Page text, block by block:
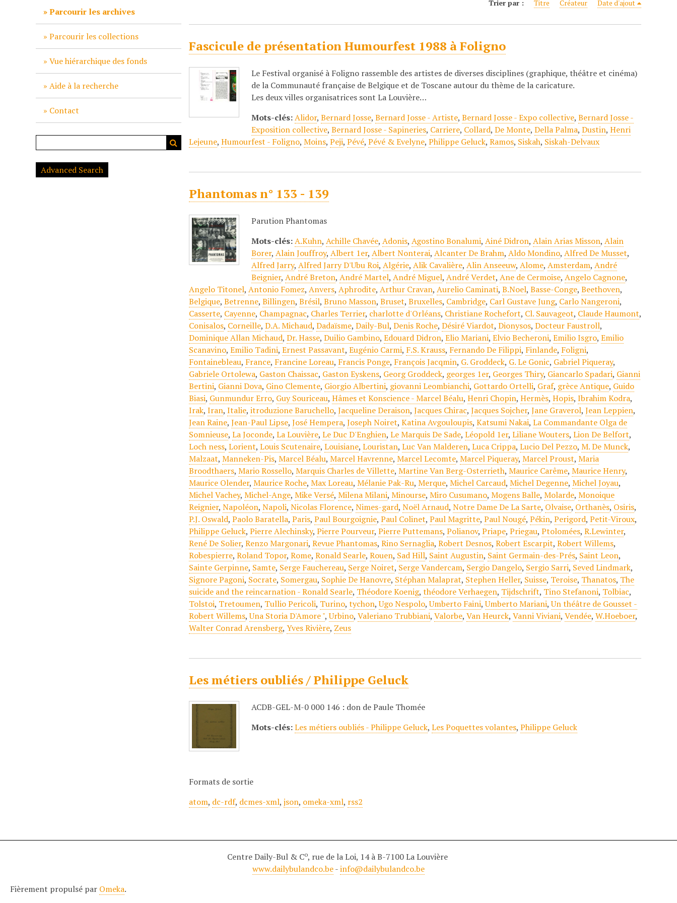
Parcourir les archives
Parcourir les collections
Vue hiérarchique des fonds
Aide à la recherche
Contact
Advanced Search
Trier par : Titre Créateur Date d'ajout
Fascicule de présentation Humourfest 1988 à Foligno
Le Festival organisé à Foligno rassemble des artistes de diverses disciplines (graphique, théâtre et cinéma)
de la Communauté française de Belgique et de Toscane autour du thème de la caricature.
Les deux villes organisatrices sont La Louvière…
Mots-clés:Alidor,Bernard Josse,Bernard Josse - Artiste,Bernard Josse - Expo collective,Bernard Josse -
Exposition collective,Bernard Josse - Sapineries, Carriere, Collard,De Monte,Della Palma,Dustin,Henri
Lejeune,Humourfest - Foligno,Moins,Peji,Pévé,Pévé & Evelyne,Philippe Geluck,Ramos, Siskah, Siskah-Delvaux
Phantomas n° 133 - 139
Parution Phantomas
Mots-clés:A.Kuhn,Achille Chavée,Adonis,Agostino Bonalumi,Ainé Didron,Alain Arias Misson,Alain
Borer,Alain Jouffroy,Albert 1er,Albert Nonterai,Alcanter De Brahm,Aldo Mondino,Alfred De Musset,
Alfred Jarry,Alfred Jarry D'Ubu Roi,Algérie,Alik Cavalière,Alin Anseeuw,Alome,Amsterdam,André
Beignier,André Breton,André Martel,André Miguel,André Verdet,Ane de Cermoise,Angelo Cagnone,
Angelo Titonel,Antonio Fomez,Anvers,Aphrodite,Arthur Cravan,Aurelio Caminati,B.Noel,Basse-Conge,Beethoven,
Belgique,Betrenne,Billingen,Brésil,Bruno Masson,Bruset,Bruxelles, Cambridge, Carl Gustave Jung, Carlo Nangeroni,
Casserte, Cayenne, Champagnac, Charles Terrier, charlotte d'Orléans, Christiane Rochefort, Cl. Sauvageot, Claude Haumont,
Conisalos, Corneille,D.A. Michaud,Dadaïsme,Daily-Bul,Denis Roche,Désiré Viardot,Dionysos,Docteur Faustroll,
Dominique Allan Michaud,Dr. Hasse,Duilio Gambino,Edouard Didron,Elio Mariani,Elvio Becheroni,Emilio Isgro,Emilio
Scanavino,Emilio Tadini,Ernest Passavant,Eugénio Carmi, F.S. Krauss, Fernando De Filippi, Finlande, Foligni,
Fontainebleau, France, Francine Loreau, Francis Ponge, François Jacqmin, G. Groddeck, G. Le Gonic, Gabriel Piqueray,
Gabriele Ortolewa, Gaston Chaissac, Gaston Eyskens, Georg Groddeck, georges 1er, Georges Thiry, Giancarlo Spadari, Gianni
Bertini, Gianni Dova, Gino Clemente, Giorgio Albertini, giovanni Leombianchi, Gottardo Ortelli, Graf, grèce Antique, Guido
Biasi, Gunmundur Erro, Guy Souriceau,Hâmes et Konscience - Marcel Béalu,Henri Chopin,Hermès,Hopis,Ibrahim Kodra,
Irak,Iran,Italie,itroduzione Baruchello,Jacqueline Deraison,Jacques Chirac,Jacques Sojcher,Jane Graverol,Jean Leppien,
Jean Raine,Jean-Paul Lipse,José Hempera,Joseph Noiret,Katina Avgouloupis,Katsumi Nakai,La Commandante Olga de
Somnieuse,La Joconde,La Louvière,Le Duc D'Enghien,Le Marquis De Sade,Léopold 1er,Liliane Wouters,Lion De Belfort,
Loch ness,Lorient,Louis Scutenaire,Louisiane,Louristan,Luc Van Malderen,Luca Crippa,Lucio Del Pezzo,M. De Munck,
Malzaat,Manneken-Pis,Marcel Béalu,Marcel Havrenne,Marcel Lecomte,Marcel Piqueray,Marcel Proust,Maria
Broodthaers,Mario Rossello,Marquis Charles de Villette,Martine Van Berg-Osterrieth,Maurice Carême,Maurice Henry,
Maurice Olender,Maurice Roche,Max Loreau,Mélanie Pak-Ru,Merque,Michel Carcaud,Michel Degenne,Michel Joyau,
Michel Vachey,Michel-Ange,Mike Versé,Milena Milani,Minourse,Miro Cusumano,Mogens Balle,Molarde,Monoique
Reignier,Napoléon,Napoli,Nicolas Florence,Nimes-gard,Noël Arnaud,Notre Dame De La Sarte, Olvaise, Orthanès, Osiris,
P.J. Oswald,Paolo Baratella,Paris,Paul Bourgoignie,Paul Colinet,Paul Magritte,Paul Nougé,Pékin,Perigord,Petit-Viroux,
Philippe Geluck,Pierre Alechinsky,Pierre Pourveur,Pierre Puttemans,Polianov,Priape,Priegau,Ptolomées,R.Lewinter,
René De Solier,Renzo Margonari,Revue Phantomas,Rino Sernaglia,Robert Desnos,Robert Escarpit,Robert Willems,
Robespierre,Roland Topor,Rome,Ronald Searle,Rouen, Sad Hill, Saint Augustin, Saint Germain-des-Prés, Saint Leon,
Sainte Gerpinne, Samte, Serge Fauchereau, Serge Noiret, Serge Vandercam, Sergio Dangelo, Sergio Sarri, Seved Lindmark,
Signore Pagoni, Socrate, Somergau, Sophie De Hanovre, Stéphan Malaprat, Stephen Heller, Suisse, Teroise, Thanatos, The
suicide and the reincarnation - Ronald Searle, Théodore Koenig,théodore Verhaegen, Tijdschrift, Tino Stefanoni, Tolbiac,
Tolstoi, Tretoumen, Tullio Pericoli, Turino,tychon,Ugo Nespolo,Umberto Faini,Umberto Mariani,Un théâtre de Gousset -
Robert Willems,Una Storia D'Amore ",Urbino,Valeriano Trubbiani,Valorbe,Van Heurck,Vanni Viviani,Vendée,W.Hoeboer,
Walter Conrad Arensberg,Yves Rivière, Zeus
Les métiers oubliés / Philippe Geluck
ACDB-GEL-M-0 000 146 : don de Paule Thomée
Mots-clés:Les métiers oubliés - Philippe Geluck,Les Poquettes volantes,Philippe Geluck
Formats de sortie
atom, dc-rdf, dcmes-xml,json, omeka-xml, rss2
Centre Daily-Bul & Co, rue de la Loi, 14 à B-7100 La Louvière
www.dailybulandco.be-info@dailybulandco.be
Fièrement propulsé par Omeka.